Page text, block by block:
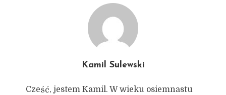
Kamil Sulewski
Cześć, jestem Kamil. W wieku osiemnastu